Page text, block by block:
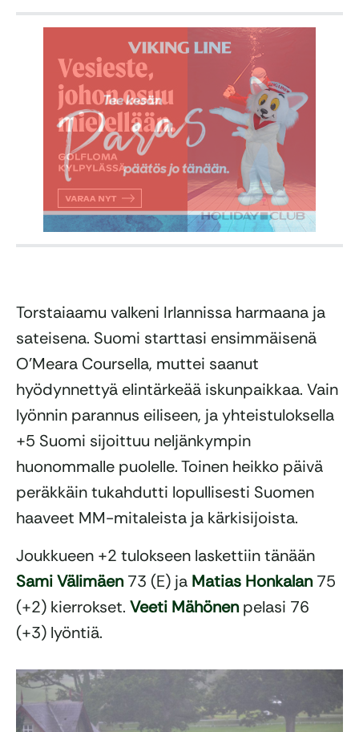
Torstaiaamu valkeni Irlannissa harmaana ja
sateisena. Suomi starttasi ensimmäisenä
O’Meara Coursella, muttei saanut
hyödynnettyä elintärkeää iskunpaikkaa. Vain
lyönnin parannus eiliseen, ja yhteistuloksella
+5 Suomi sijoittuu neljänkympin
huonommalle puolelle. Toinen heikko päivä
peräkkäin tukahdutti lopullisesti Suomen
haaveet MM-mitaleista ja kärkisijoista.
Joukkueen +2 tulokseen laskettiin tänään
Sami Välimäen73 (E) ja Matias Honkalan75
(+2) kierrokset. Veeti Mähönenpelasi 76
(+3) lyöntiä.